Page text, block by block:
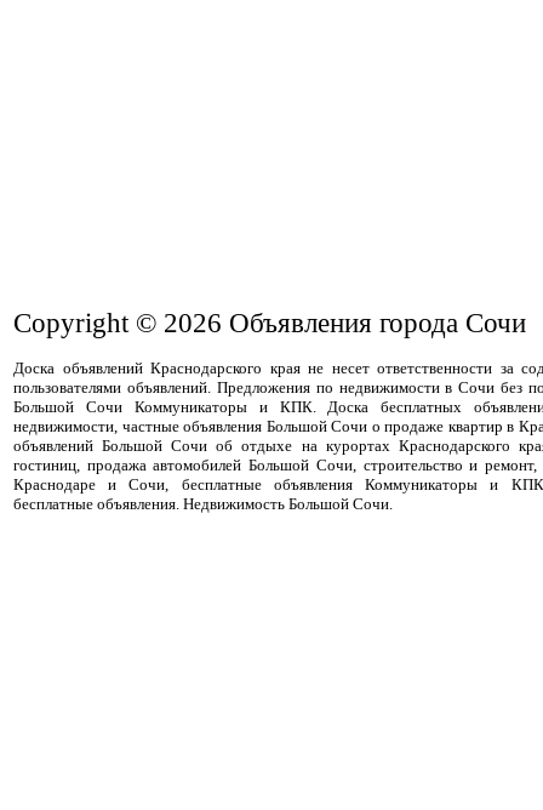
Copyright © 2026 Объявления города Сочи
Доска объявлений Краснодарского края не несет ответственности за
пользователями объявлений. Предложения по недвижимости в Сочи без
Большой Сочи Коммуникаторы и КПК. Доска бесплатных
недвижимости, частные объявления Большой Сочи о продаже квартир в
объявлений Большой Сочи об отдыхе на курортах Краснодарского
гостиниц, продажа автомобилей Большой Сочи, строительство и
Краснодаре и Сочи, бесплатные объявления Коммуникаторы и
бесплатные объявления. Недвижимость Большой Сочи.